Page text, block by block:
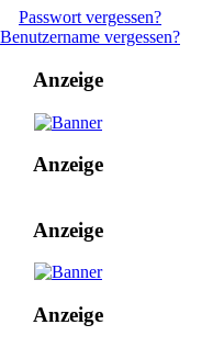
Passwort vergessen?
Benutzername vergessen?
Anzeige
Anzeige
Anzeige
Anzeige